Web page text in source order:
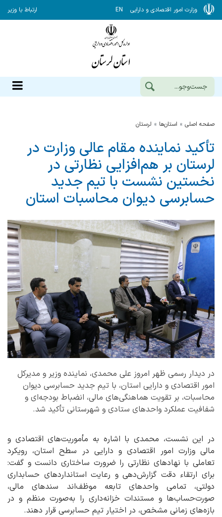
وزارت امور اقتصادی و دارایی EN ارتباط با وزیر
صفحه اصلی استان‌ها لرستان
تأکید نماینده مقام عالی وزارت در
لرستان بر هم‌افزایی نظارتی در
نخستین نشست با تیم جدید
حسابرسی دیوان محاسبات استان
در دیدار رسمی ظهر امروز علی محمدی، نماینده وزیر و مدیرکل
امور اقتصادی و دارایی استان، با تیم جدید حسابرسی دیوان
محاسبات، بر تقویت هماهنگی‌های مالی، انضباط بودجه‌ای و
شفافیت عملکرد واحدهای ستادی و شهرستانی تأکید شد.
در این نشست، محمدی با اشاره به مأموریت‌های اقتصادی و
مالی وزارت امور اقتصادی و دارایی در سطح استان، رویکرد
تعاملی با نهادهای نظارتی را ضرورت ساختاری دانست و گفت:
برای ارتقاء دقت گزارش‌دهی و رعایت استانداردهای حسابداری
دولتی، تمامی واحدهای تابعه موظف‌اند سندهای مالی،
صورت‌حساب‌ها و مستندات خزانه‌داری را به‌صورت منظم و در
بازه‌های زمانی مشخص، در اختیار تیم حسابرسی قرار دهند.